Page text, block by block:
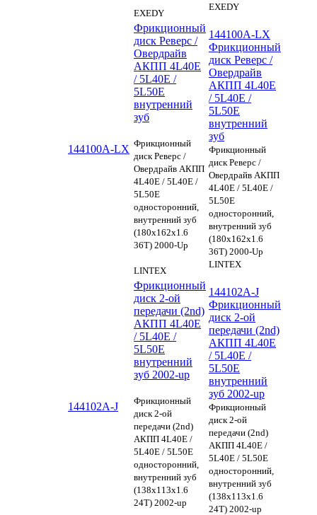
EXEDY
EXEDY
144100A-LX
Фрикционный
диск Реверс /
Овердрайв
АКПП 4L40E
/ 5L40E /
5L50E
внутренний
зуб
Фрикционный
диск Реверс /
Овердрайв АКПП
4L40E / 5L40E /
5L50E
односторонний,
внутренний зуб
(180х162х1.6
36Т) 2000-Up
LINTEX
144100A-LX
Фрикционный
диск Реверс /
Овердрайв
АКПП 4L40E
/ 5L40E /
5L50E
внутренний
зуб
Фрикционный
диск Реверс /
Овердрайв АКПП
4L40E / 5L40E /
5L50E
односторонний,
внутренний зуб
(180х162х1.6
36Т) 2000-Up
LINTEX
144102A-J
Фрикционный
диск 2-ой
передачи (2nd)
АКПП 4L40E
/ 5L40E /
5L50E
внутренний
зуб 2002-up
Фрикционный
диск 2-ой
передачи (2nd)
АКПП 4L40E /
5L40E / 5L50E
односторонний,
внутренний зуб
(138х113х1.6
24Т) 2002-up
144102A-J
Фрикционный
диск 2-ой
передачи (2nd)
АКПП 4L40E
/ 5L40E /
5L50E
внутренний
зуб 2002-up
Фрикционный
диск 2-ой
передачи (2nd)
АКПП 4L40E /
5L40E / 5L50E
односторонний,
внутренний зуб
(138х113х1.6
24Т) 2002-up